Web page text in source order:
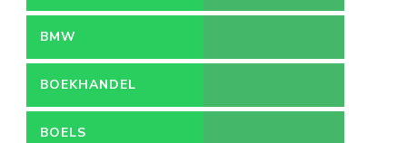
BMW
BOEKHANDEL
BOELS